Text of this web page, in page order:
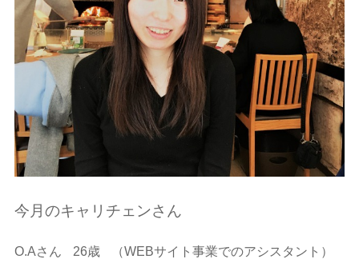
今月のキャリチェンさん
O.Aさん 26歳 （WEBサイト事業でのアシスタント）